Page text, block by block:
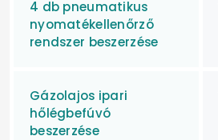
4 db pneumatikus
nyomatékellenőrző
rendszer beszerzése
Gázolajos ipari
hőlégbefúvó
beszerzése